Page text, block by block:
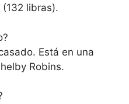
libras).
Está en una
Robins.